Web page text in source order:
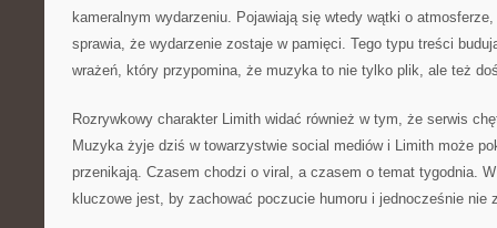
kameralnym wydarzeniu. Pojawiają się wtedy wątki o
sprawia, że wydarzenie zostaje w pamięci. Tego typu treści
wrażeń, który przypomina, że muzyka to nie tylko plik, ale też
Rozrywkowy charakter Limith widać również w tym, że serwis
Muzyka żyje dziś w towarzystwie social mediów i Limith może
przenikają. Czasem chodzi o viral, a czasem o temat tygodnia.
kluczowe jest, by zachować poczucie humoru i jednocześnie nie